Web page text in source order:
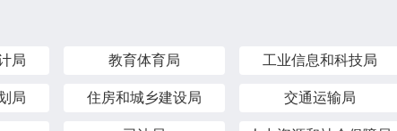
局 教育体育局 工业信息和科技局
局 住房和城乡建设局 交通运输局